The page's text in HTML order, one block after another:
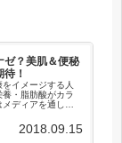
ゼ？美肌＆便秘
！
イメージする人
・脂肪酸がカラ
ディアを通して
類があり「どれを
わけ...2018.09.15